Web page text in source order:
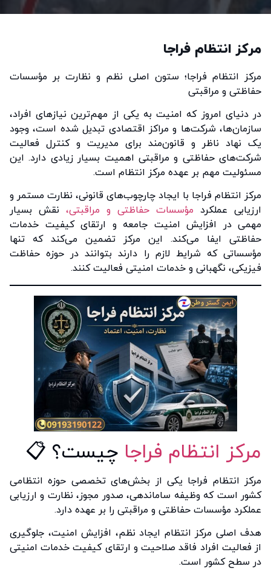
مرکز انتظام فراجا
مرکز انتظام فراجا؛ ستون اصلی نظم و نظارت بر مؤسسات
حفاظتی و مراقبتی
در دنیای امروز که امنیت به یکی از مهم‌ترین نیازهای افراد،
سازمان‌ها، شرکت‌ها و مراکز اقتصادی تبدیل شده است، وجود
یک نهاد ناظر و قانون‌مند برای مدیریت و کنترل فعالیت
شرکت‌های حفاظتی و مراقبتی اهمیت بسیار زیادی دارد. این
مسئولیت مهم بر عهده مرکز انتظام است.
مرکز انتظام فراجا با ایجاد چارچوب‌های قانونی، نظارت مستمر و
ارزیابی عملکرد مؤسسات حفاظتی و مراقبتی، نقش بسیار
مهمی در افزایش امنیت جامعه و ارتقای کیفیت خدمات
حفاظتی ایفا می‌کند. این مرکز تضمین می‌کند که تنها
مؤسساتی که شرایط لازم را دارند بتوانند در حوزه حفاظت
فیزیکی، نگهبانی و خدمات امنیتی فعالیت کنند.
مرکز انتظام فراجا چیست؟ 📋
مرکز انتظام فراجا یکی از بخش‌های تخصصی حوزه انتظامی
کشور است که وظیفه ساماندهی، صدور مجوز، نظارت و ارزیابی
عملکرد مؤسسات حفاظتی و مراقبتی را بر عهده دارد.
هدف اصلی مرکز انتظام ایجاد نظم، افزایش امنیت، جلوگیری
از فعالیت افراد فاقد صلاحیت و ارتقای کیفیت خدمات امنیتی
در سطح کشور است.